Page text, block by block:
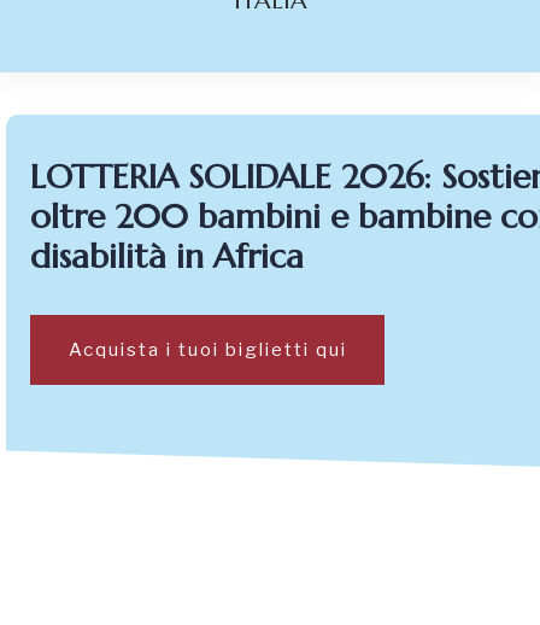
LOTTERIA SOLIDALE 2026:
oltre 200 bambini e bambine
disabilità in Africa
Acquista i tuoi biglietti qui